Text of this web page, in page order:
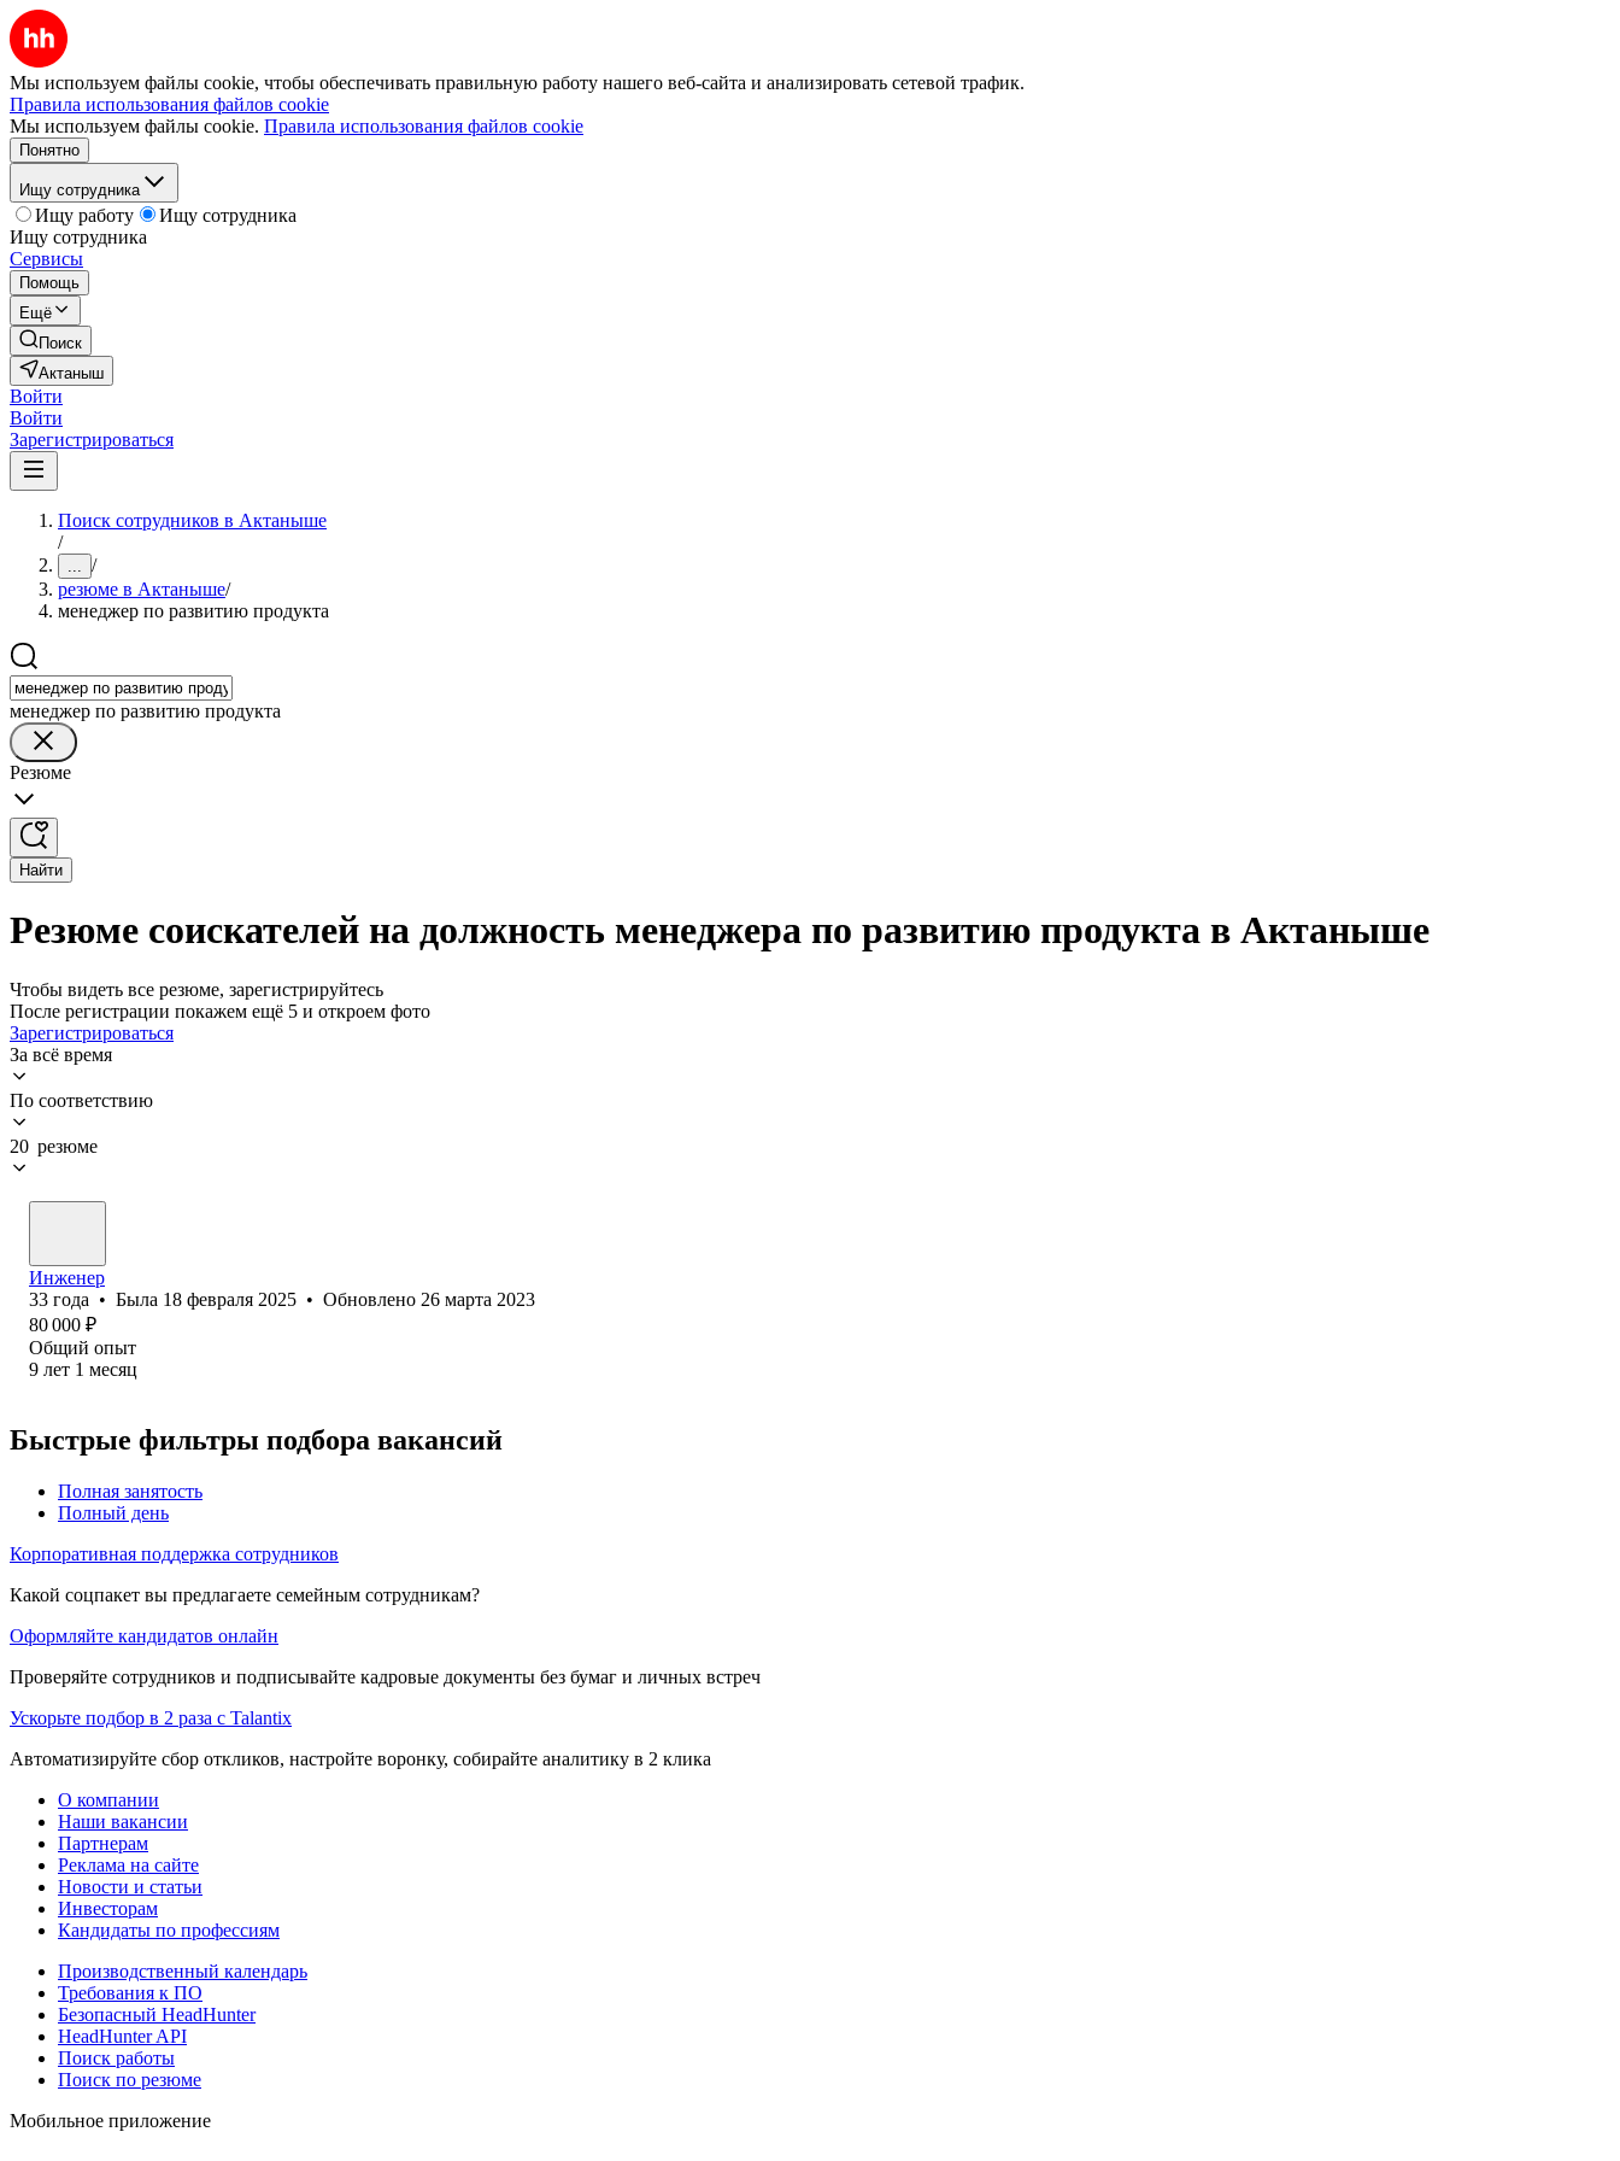
Мы используем файлы cookie, чтобы обеспечивать правильную работу нашего веб-сайта и анализировать сетевой трафик.
Правила использования файлов cookie
Мы используем файлы cookie. Правила использования файлов cookie
Понятно
Ищу сотрудника
Ищу работу
Ищу сотрудника
Ищу сотрудника
Сервисы
Помощь
Ещё
Поиск
Актаныш
Войти
Войти
Зарегистрироваться
Поиск сотрудников в Актаныше
/
... /
резюме в Актаныше/
менеджер по развитию продукта
менеджер по развитию продукта
Резюме
Найти
Резюме соискателей на должность менеджера по развитию продукта в Актаныше
Чтобы видеть все резюме, зарегистрируйтесь
После регистрации покажем ещё 5 и откроем фото
Зарегистрироваться
За всё время
По соответствию
20 резюме
Инженер
33 года • Была 18 февраля 2025 • Обновлено 26 марта 2023
80 000 ₽
Общий опыт
9 лет 1 месяц
Быстрые фильтры подбора вакансий
Полная занятость
Полный день
Корпоративная поддержка сотрудников
Какой соцпакет вы предлагаете семейным сотрудникам?
Оформляйте кандидатов онлайн
Проверяйте сотрудников и подписывайте кадровые документы без бумаг и личных встреч
Ускорьте подбор в 2 раза с Talantix
Автоматизируйте сбор откликов, настройте воронку, собирайте аналитику в 2 клика
О компании
Наши вакансии
Партнерам
Реклама на сайте
Новости и статьи
Инвесторам
Кандидаты по профессиям
Производственный календарь
Требования к ПО
Безопасный HeadHunter
HeadHunter API
Поиск работы
Поиск по резюме
Мобильное приложение